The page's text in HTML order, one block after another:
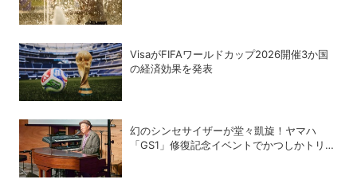
VisaがFIFAワールドカップ2026開催3か国
の経済効果を発表
幻のシンセサイザーが堂々凱旋！ヤマハ
「GS1」修復記念イベントでかつしかトリオ